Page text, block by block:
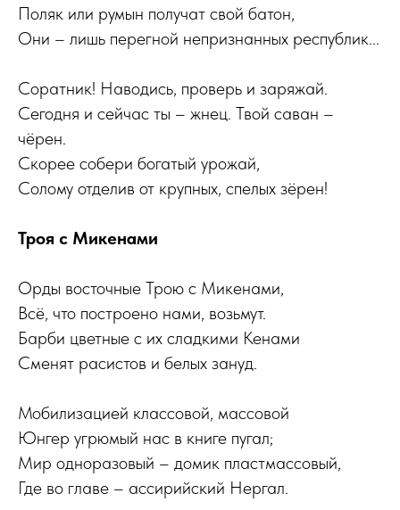
Поляк или румын получат свой батон,
Они – лишь перегной непризнанных республик...
Соратник! Наводись, проверь и заряжай.
Сегодня и сейчас ты – жнец. Твой саван –
чёрен.
Скорее собери богатый урожай,
Солому отделив от крупных, спелых зёрен!
Троя с Микенами
Орды восточные Трою с Микенами,
Всё, что построено нами, возьмут.
Барби цветные с их сладкими Кенами
Сменят расистов и белых зануд.
Мобилизацией классовой, массовой
Юнгер угрюмый нас в книге пугал;
Мир одноразовый – домик пластмассовый,
Где во главе – ассирийский Нергал.